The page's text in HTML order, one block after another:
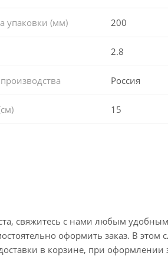
упаковки (мм) 200
2.8
Россия
15
свяжитесь с нами любым
оформить заказ. В этом
в корзине, при оформлении